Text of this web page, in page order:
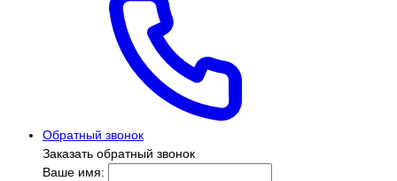
Обратный звонок
Заказать обратный звонок
Ваше имя: